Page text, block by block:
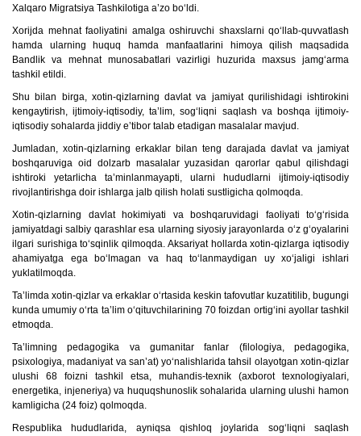
Xalqaro Migratsiya Tashkilotiga a’zo bo‘ldi.
Xorijda mehnat faoliyatini amalga oshiruvchi shaxslarni qo‘llab-quvvatlash
hamda ularning huquq hamda manfaatlarini himoya qilish maqsadida
Bandlik va mehnat munosabatlari vazirligi huzurida maxsus jamg‘arma
tashkil etildi.
Shu bilan birga, xotin-qizlarning davlat va jamiyat qurilishidagi ishtirokini
kengaytirish, ijtimoiy-iqtisodiy, ta’lim, sog‘liqni saqlash va boshqa ijtimoiy-
iqtisodiy sohalarda jiddiy e’tibor talab etadigan masalalar mavjud.
Jumladan, xotin-qizlarning erkaklar bilan teng darajada davlat va jamiyat
boshqaruviga oid dolzarb masalalar yuzasidan qarorlar qabul qilishdagi
ishtiroki yetarlicha ta’minlanmayapti, ularni hududlarni ijtimoiy-iqtisodiy
rivojlantirishga doir ishlarga jalb qilish holati sustligicha qolmoqda.
Xotin-qizlarning davlat hokimiyati va boshqaruvidagi faoliyati to‘g‘risida
jamiyatdagi salbiy qarashlar esa ularning siyosiy jarayonlarda o‘z g‘oyalarini
ilgari surishiga to‘sqinlik qilmoqda. Aksariyat hollarda xotin-qizlarga iqtisodiy
ahamiyatga ega bo‘lmagan va haq to‘lanmaydigan uy xo‘jaligi ishlari
yuklatilmoqda.
Ta’limda xotin-qizlar va erkaklar o‘rtasida keskin tafovutlar kuzatitilib, bugungi
kunda umumiy o‘rta ta’lim o‘qituvchilarining 70 foizdan ortig‘ini ayollar tashkil
etmoqda.
Ta’limning pedagogika va gumanitar fanlar (filologiya, pedagogika,
psixologiya, madaniyat va san’at) yo‘nalishlarida tahsil olayotgan xotin-qizlar
ulushi 68 foizni tashkil etsa, muhandis-texnik (axborot texnologiyalari,
energetika, injeneriya) va huquqshunoslik sohalarida ularning ulushi hamon
kamligicha (24 foiz) qolmoqda.
Respublika hududlarida, ayniqsa qishloq joylarida sog‘liqni saqlash